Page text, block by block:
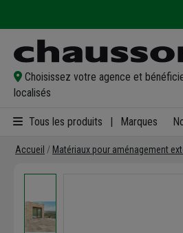
Choisissez votre agence et
localisés
Tous les produits Marques
Accueil Matériaux pour aménagement